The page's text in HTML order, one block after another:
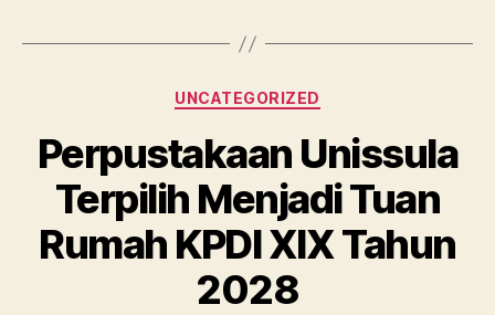
Categories
UNCATEGORIZED
Perpustakaan Unissula
Terpilih Menjadi Tuan
Rumah KPDI XIX Tahun
2028